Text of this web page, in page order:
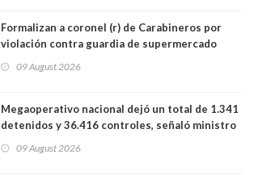
Formalizan a coronel (r) de Carabineros por
violación contra guardia de supermercado
09 August 2026
Megaoperativo nacional dejó un total de 1.341
detenidos y 36.416 controles, señaló ministro
09 August 2026